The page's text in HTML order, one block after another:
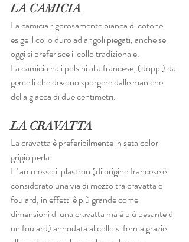
LA CAMICIA
La camicia rigorosamente bianca di cotone
esige il collo duro ad angoli piegati, anche se
oggi si preferisce il collo tradizionale.
La camicia ha i polsini alla francese, (doppi) da
gemelli che devono sporgere dalle maniche
della giacca di due centimetri.
LA CRAVATTA
La cravatta è preferibilmente in seta color
grigio perla.
E' ammesso il plastron (di origine francese è
considerato una via di mezzo tra cravatta e
foulard, in effetti è più grande come
dimensioni di una cravatta ma è più pesante di
un foulard) annodata al collo si ferma grazie